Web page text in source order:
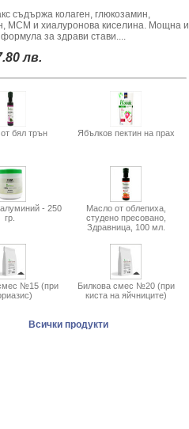
съдържа колаген, глюкозамин,
МСМ и хиалуронова киселина. Мощна и
за здрави стави....
лв.
бял трън Ябълков пектин на прах
- 250
гр.
Масло от облепиха,
студено пресовано,
Здравница, 100 мл.
№15 (при
Билкова смес №20 (при
киста на яйчниците)
Всички продукти